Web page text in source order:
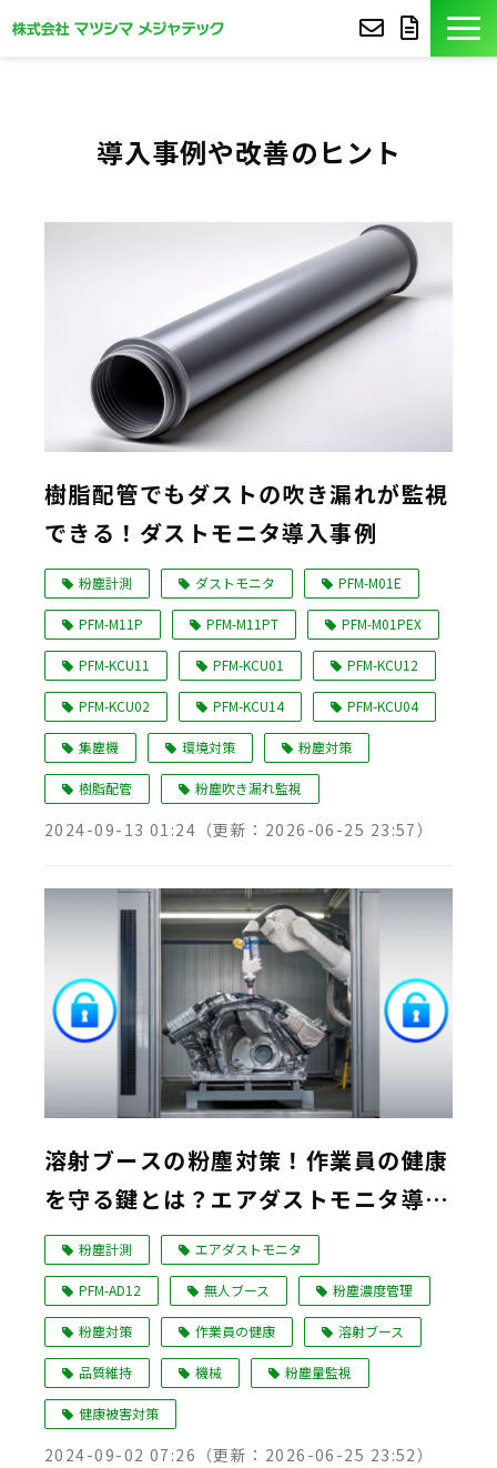
よくあるご質問
Language
導入事例や改善のヒント
樹脂配管でもダストの吹き漏れが監視
できる！ダストモニタ導入事例
粉塵計測 ダストモニタ PFM-M01E
PFM-M11P PFM-M11PT PFM-M01PEX
PFM-KCU11 PFM-KCU01 PFM-KCU12
PFM-KCU02 PFM-KCU14 PFM-KCU04
集塵機 環境対策 粉塵対策
樹脂配管 粉塵吹き漏れ監視
2024-09-13 01:24 （更新： 2026-06-25 23:57）
溶射ブースの粉塵対策！作業員の健康
を守る鍵とは？エアダストモニタ導入
事例粉塵計測 エアダストモニタ
PFM-AD12 無人ブース 粉塵濃度管理
粉塵対策 作業員の健康 溶射ブース
品質維持 機械 粉塵量監視
健康被害対策
2024-09-02 07:26 （更新： 2026-06-25 23:52）